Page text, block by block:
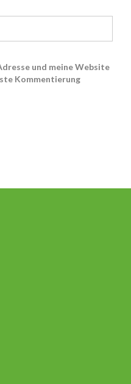
und meine Website
Kommentierung